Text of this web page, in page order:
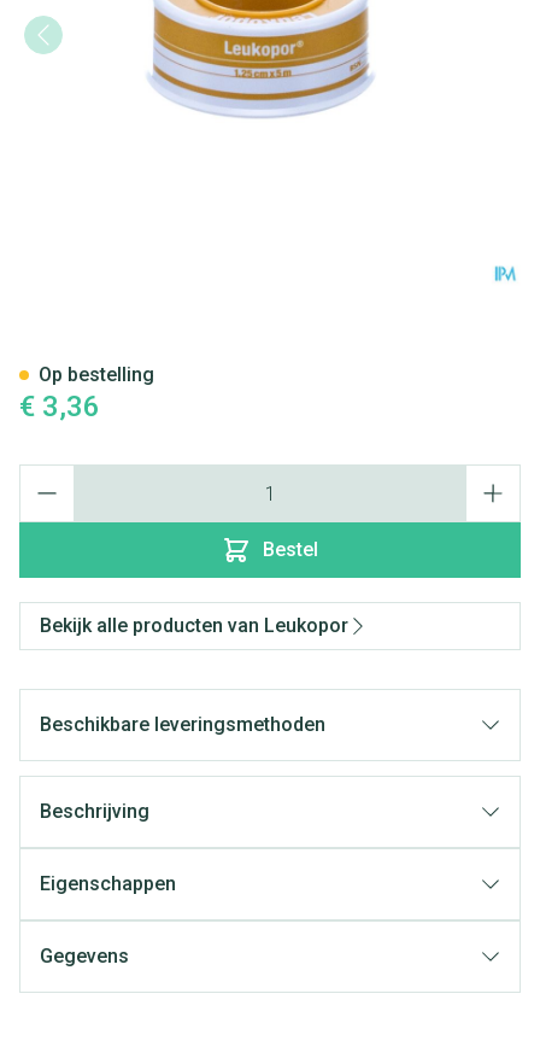
€ 3,36
Bestel
Op bestelling
Bekijk alle producten van Leukopor
Beschikbare leveringsmethoden
Beschrijving
Eigenschappen
Gegevens